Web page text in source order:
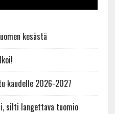
kesästä
kaudelle 2026-2027
silti langettava tuomio